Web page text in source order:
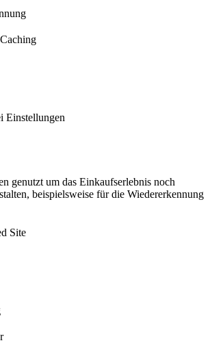
Einstellungen
genutzt um das Einkaufserlebnis noch
beispielsweise für die Wiedererkennung
Site